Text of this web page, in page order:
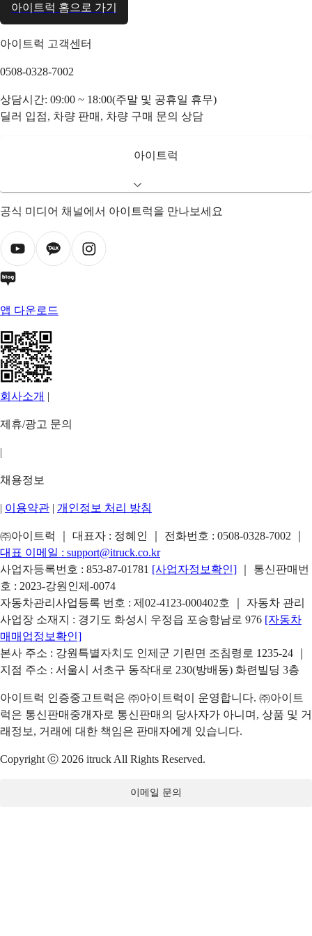
아이트럭 홈으로 가기
아이트럭 고객센터
0508-0328-7002
상담시간: 09:00 ~ 18:00(주말 및 공휴일 휴무)
딜러 입점, 차량 판매, 차량 구매 문의 상담
아이트럭
공식 미디어 채널에서 아이트럭을 만나보세요
앱 다운로드
회사소개 |
제휴/광고 문의
|
채용정보
| 이용약관 | 개인정보 처리 방침
㈜아이트럭 ｜ 대표자 : 정혜인 ｜ 전화번호 : 0508-0328-7002
대표 이메일 : support@itruck.co.kr
사업자등록번호 : 853-87-01781 [사업자정보확인]
｜ 통신판매번
호 : 2023-강원인제-0074
자동차관리사업등록 번호 : 제02-4123-000402호 ｜ 자동차 관리
사업장 소재지 : 경기도 화성시 우정읍 포승항남로 976 [자동차
매매업정보확인]
본사 주소 : 강원특별자치도 인제군 기린면 조침령로 1235-24 ｜
지점 주소 : 서울시 서초구 동작대로 230(방배동) 화련빌딩 3층
아이트럭 인증중고트럭은 ㈜아이트럭이 운영합니다. ㈜아이트
럭은 통신판매중개자로 통신판매의 당사자가 아니며, 상품 및 거
래정보, 거래에 대한 책임은 판매자에게 있습니다.
Copyright ⓒ 2026 itruck All Rights Reserved.
이메일 문의